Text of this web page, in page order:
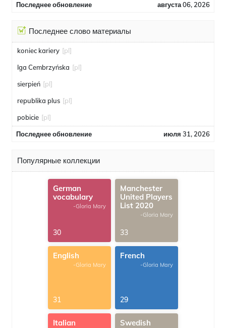
Последнее обновление августа 06, 2026
Последнее слово материалы
koniec kariery [pl]
Iga Cembrzyńska [pl]
sierpień [pl]
republika plus [pl]
pobicie [pl]
Последнее обновление июля 31, 2026
Популярные коллекции
German
vocabulary
-Gloria Mary
30
Manchester
United Players
List 2020
-Gloria Mary
33
English
-Gloria Mary
31
French
-Gloria Mary
29
Italian Swedish